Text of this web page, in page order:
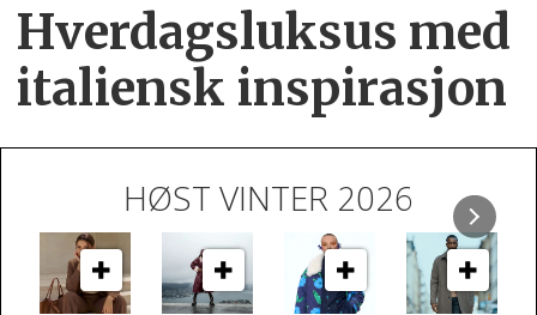
Hverdagsluksus med
italiensk inspirasjon
HØST VINTER 2026